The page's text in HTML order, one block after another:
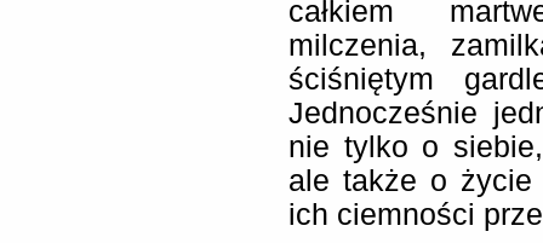
całkiem
milczenia,
ściśniętym
Jednocześnie
nie tylko o
ale także o
ich ciemności